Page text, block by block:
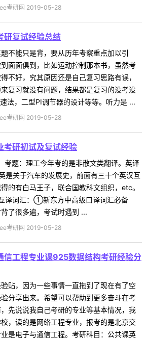
考研网 2019-05-28
研复试经验总结
不能只是背，要从历年考察重点加以引
面面俱到，比如运动控制那本书，虽然考
不好，究其原因还是自己复习思路有误，
复习就没有问题，结果都是复习的没考没
法，二型PI调节器的设计等等。听力是 ...
考研网 2019-05-28
考研初试及复试经验
考题：理工今年考的是非散文类翻译。英译
是关于汽车的发展史，前面有三十个英汉互
的有白马王子，联合国教科文组织，etc。
译词汇：①新东方中高级口译词汇必备
背了很多遍，考试时遇到 ...
考研网 2019-05-28
信工程专业课925数据结构考研经验分
贴，因为一些事情一直拖到了现在有了空
分享出来。希望可以帮助到更多奋斗在考
先说说我自己考研的专业等基本情况，我
，读的是网络工程专业，报考的是北京交
是电子与通信工程。考研科目：公共课英